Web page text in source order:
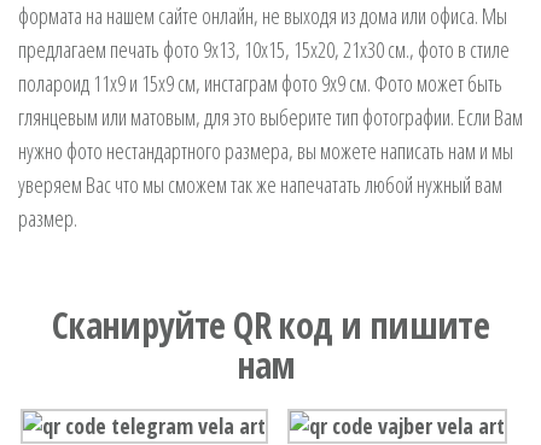
формата на нашем сайте онлайн, не выходя из дома или офиса. Мы
предлагаем печать фото 9х13, 10х15, 15х20, 21х30 см., фото в стиле
полароид 11х9 и 15х9 см, инстаграм фото 9х9 см. Фото может быть
глянцевым или матовым, для это выберите тип фотографии. Если Вам
нужно фото нестандартного размера, вы можете написать нам и мы
уверяем Вас что мы сможем так же напечатать любой нужный вам
размер.
Сканируйте QR код и пишите
нам